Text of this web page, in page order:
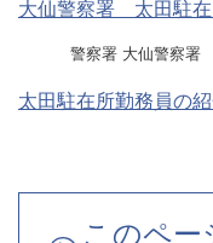
大仙警察署 太田駐在
警察署 大仙警察署
太田駐在所勤務員の
このペー